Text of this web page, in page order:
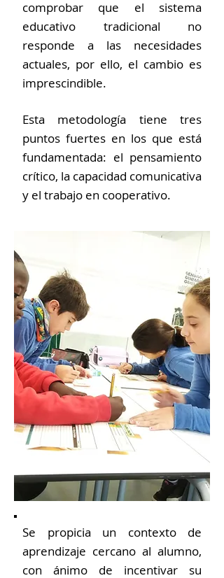
comprobar que el sistema
educativo tradicional no
responde a las necesidades
actuales, por ello, el cambio es
imprescindible.
Esta metodología tiene tres
puntos fuertes en los que está
fundamentada: el pensamiento
crítico, la capacidad comunicativa
y el trabajo en cooperativo.
Se propicia un contexto de
aprendizaje cercano al alumno,
con ánimo de incentivar su